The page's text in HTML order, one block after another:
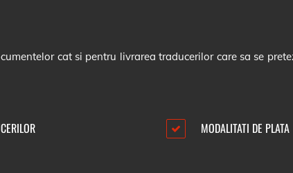
cat si pentru livrarea traducerilor care sa se
MODALITATI DE PLATA